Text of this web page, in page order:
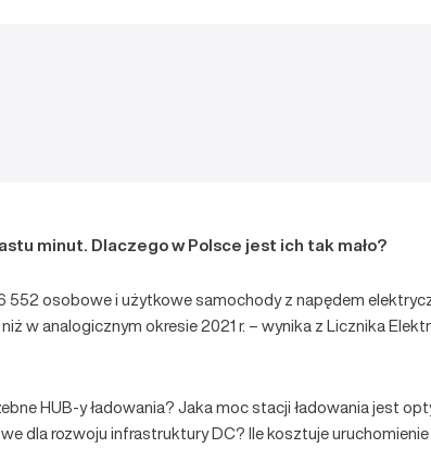
minut. Dlaczego w Polsce jest ich tak mało?
552 osobowe i użytkowe samochody z napędem
w analogicznym okresie 2021 r. – wynika z Licznika
HUB-y ładowania? Jaka moc stacji ładowania jest
dla rozwoju infrastruktury DC? Ile kosztuje uruchomienie